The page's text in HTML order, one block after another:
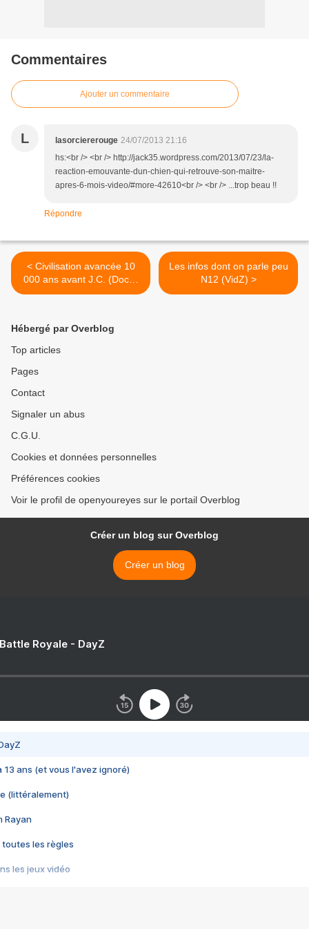
Commentaires
Ajouter un commentaire
L lasorciererouge 24/07/2013 21:16
hs:<br /> <br /> http://jack35.wordpress.com/2013/07/23/la-
reaction-emouvante-dun-chien-qui-retrouve-son-maitre-
apres-6-mois-video/#more-42610<br /> <br /> ...trop beau !!
Répondre
< Civilisation avancée 10
000 ans avant J.C. (Docu)
[VF]
Les infos dont on parle peu
N12 (VidZ) >
Hébergé par Overblog
Top articles
Pages
Contact
Signaler un abus
C.G.U.
Cookies et données personnelles
Préférences cookies
Voir le profil de openyoureyes sur le portail Overblog
Créer un blog sur Overblog
Créer un blog
Royale - DayZ
13 ans (et vous l'avez ignoré)
(littéralement)
Rayan
toutes les règles
les jeux vidéo